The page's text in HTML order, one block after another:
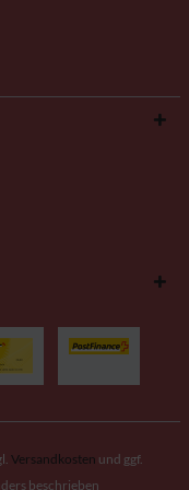
Versandkosten und ggf.
beschrieben